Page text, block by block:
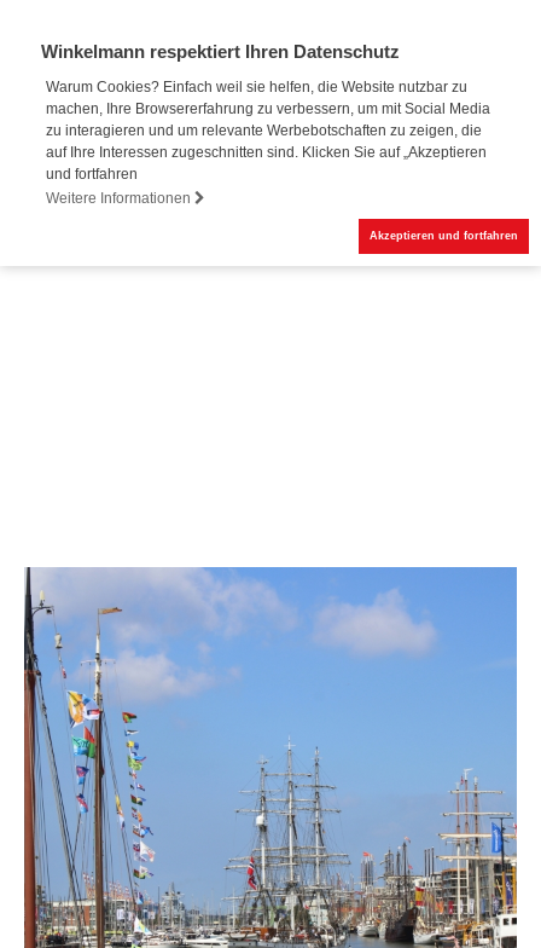
Winkelmann respektiert Ihren Datenschutz
Warum Cookies? Einfach weil sie helfen, die Website nutzbar zu
machen, Ihre Browsererfahrung zu verbessern, um mit Social Media
zu interagieren und um relevante Werbebotschaften zu zeigen, die
auf Ihre Interessen zugeschnitten sind. Klicken Sie auf „Akzeptieren
und fortfahren
Weitere Informationen
Akzeptieren und fortfahren